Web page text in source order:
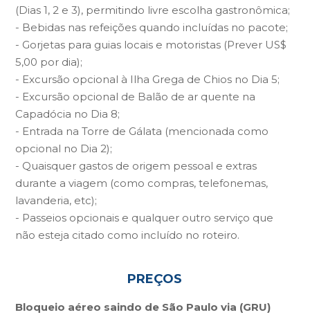
(Dias 1, 2 e 3), permitindo livre escolha gastronômica;
- Bebidas nas refeições quando incluídas no pacote;
- Gorjetas para guias locais e motoristas (Prever US$
5,00 por dia);
- Excursão opcional à Ilha Grega de Chios no Dia 5;
- Excursão opcional de Balão de ar quente na
Capadócia no Dia 8;
- Entrada na Torre de Gálata (mencionada como
opcional no Dia 2);
- Quaisquer gastos de origem pessoal e extras
durante a viagem (como compras, telefonemas,
lavanderia, etc);
- Passeios opcionais e qualquer outro serviço que
não esteja citado como incluído no roteiro.
PREÇOS
Bloqueio aéreo saindo de São Paulo via (GRU)